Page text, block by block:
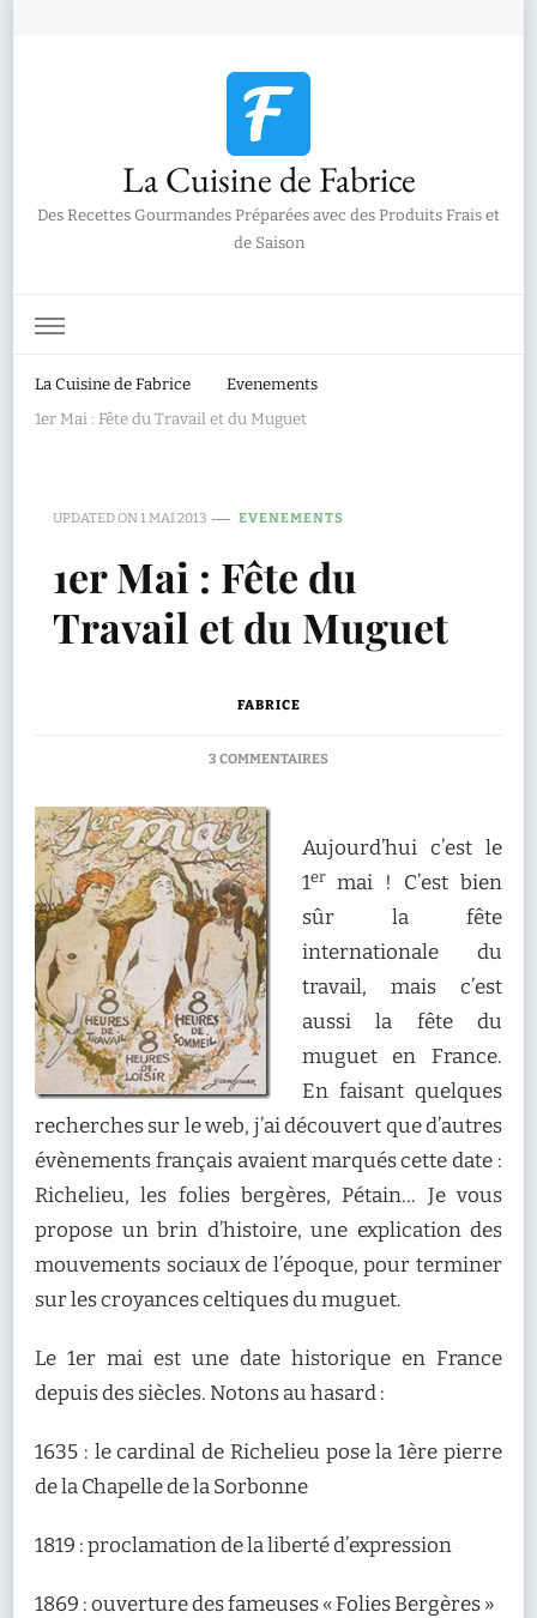
La Cuisine de Fabrice
Des Recettes Gourmandes Préparées avec des Produits Frais et
de Saison
La Cuisine de Fabrice
Evenements
1er Mai : Fête du Travail et du Muguet
UPDATED ON1 MAI 2013 EVENEMENTS
1er Mai : Fête du
Travail et du Muguet
FABRICE
3 COMMENTAIRESSUR
FÊTE
TRAVAIL
ET
MUGUET
Aujourd’hui c’est le
1ermai ! C’est bien
sûr la fête
internationale du
travail, mais c’est
aussi la fête du
muguet en France.
En faisant quelques
recherches sur le web, j’ai découvert que d’autres
évènements français avaient marqués cette date :
Richelieu, les folies bergères, Pétain… Je vous
propose un brin d’histoire, une explication des
mouvements sociaux de l’époque, pour terminer
sur les croyances celtiques du muguet.
Le 1er mai est une date historique en France
depuis des siècles. Notons au hasard :
1635 : le cardinal de Richelieu pose la 1ère pierre
de la Chapelle de la Sorbonne
1819 : proclamation de la liberté d’expression
1869 : ouverture des fameuses « Folies Bergères »